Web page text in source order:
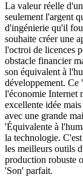
La valeur réelle
seulement l'argent
d'ingénierie qu'il
souhaite créer une
l'octroi de licences
obstacle financier
son équivalent à
développement. Ce
l'économie Internet
excellente idée
avec une grande
'Équivalente à
la technologie.
les meilleurs outils
production robuste
'Son' parfait.